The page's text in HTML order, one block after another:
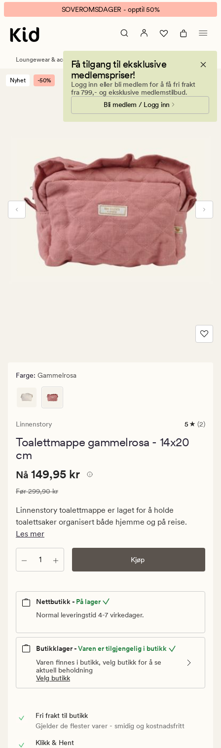
Linnenstory
toalettmappe
gammelrosa
banner.
Klikk
ESCAPE
pause.
SOVEROMSDAGER - opptil 50%
Få tilgang til eksklusive
medlemspriser!
Logg inn eller bli medlem for å få fri frakt
fra 799,- og eksklusive medlemstilbud.
Bli medlem / Logg inn
Loungewear & accessories Toalettmapper
Nyhet -50%
Farge: Gammelrosa
Linnenstory
2
med
5 (2)
Toalettmappe gammelrosa - 14x20
cm
Nåværende
149,95
kr.
Vanlig
pris
Nåværende pris
Nå 149,95 kr
Vanlig pris 299,90 kr
Før299,90 kr
Linnenstory toalettmappe er laget for å holde
toalettsaker organisert både hjemme og på reise.
Les mer
Antall Kjøp
Nettbutikk - På lager
Normal leveringstid 4-7 virkedager.
Butikklager -Varen er tilgjengelig i butikk
Varen finnes i butikk, velg butikk for å se
aktuell beholdning
Velg butikk
Fri frakt til butikk
Gjelder de flester varer - smidig og kostnadsfritt
Klikk & Hent